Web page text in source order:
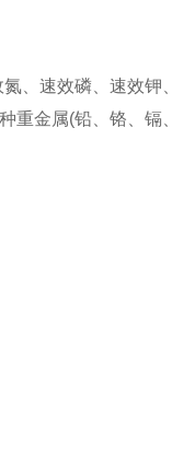
、速效磷、速效钾、
重金属(铅、铬、镉、